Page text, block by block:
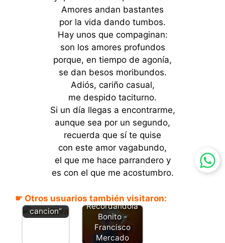
Amores andan bastantes
por la vida dando tumbos.
Hay unos que compaginan:
son los amores profundos
porque, en tiempo de agonía,
se dan besos moribundos.
Adiós, cariño casual,
me despido taciturno.
Si un día llegas a encontrarme,
aunque sea por un segundo,
recuerda que sí te quise
con este amor vagabundo,
el que me hace parrandero y
es con el que me acostumbro.
☛ Otros usuarios también visitaron:
Distintos
destinos –
“letra y
cancion”
Recordándola
Bonito -
Francisco
Mercado